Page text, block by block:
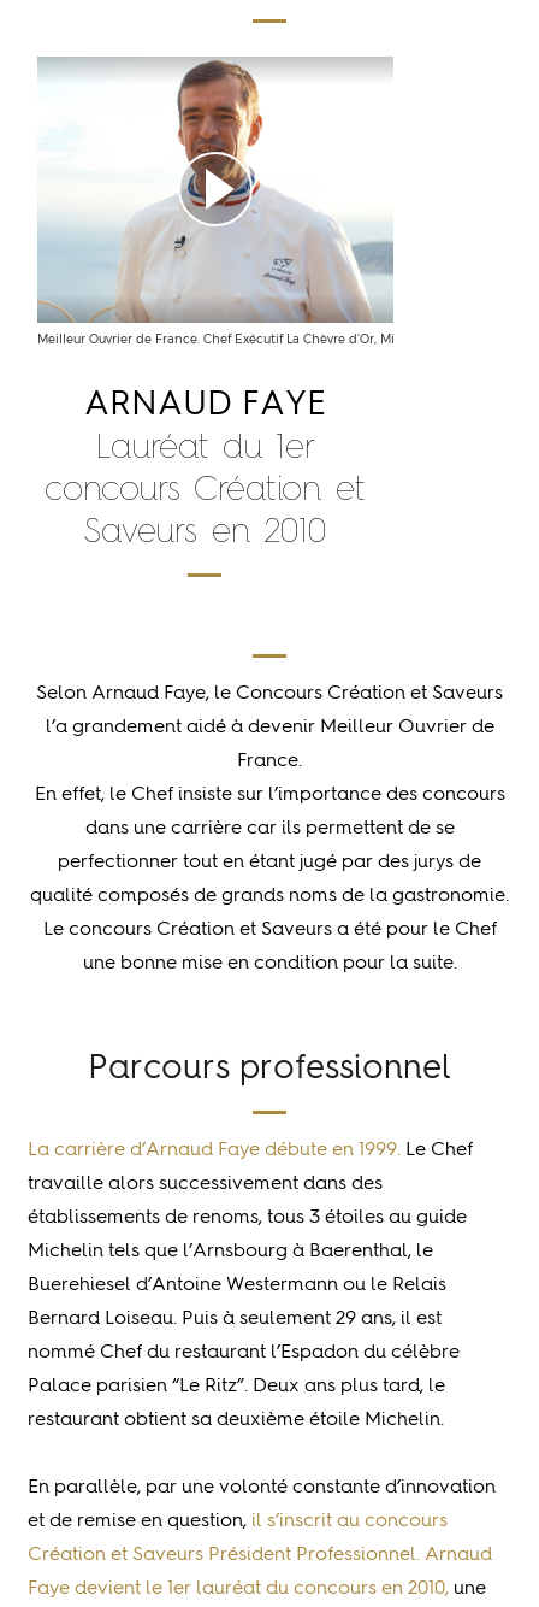
Meilleur Ouvrier de France. Chef Exécutif La Chèvre d’Or, Michelin, Eze. Chef
ARNAUD FAYE
Lauréat du 1er
concours Création et
Saveurs en 2010
Selon Arnaud Faye, le Concours Création et Saveurs
l’a grandement aidé à devenir Meilleur Ouvrier de
France.
En effet, le Chef insiste sur l’importance des concours
dans une carrière car ils permettent de se
perfectionner tout en étant jugé par des jurys de
qualité composés de grands noms de la gastronomie.
Le concours Création et Saveurs a été pour le Chef
une bonne mise en condition pour la suite.
Parcours professionnel
La carrière d’Arnaud Faye débute en 1999.Le Chef
travaille alors successivement dans des
établissements de renoms, tous 3 étoiles au guide
Michelin tels que l’Arnsbourg à Baerenthal, le
Buerehiesel d’Antoine Westermann ou le Relais
Bernard Loiseau. Puis à seulement 29 ans, il est
nommé Chef du restaurant l’Espadon du célèbre
Palace parisien “Le Ritz”. Deux ans plus tard, le
restaurant obtient sa deuxième étoile Michelin.
En parallèle, par une volonté constante d’innovation
et de remise en question,il s’inscrit au concours
Création et Saveurs Président Professionnel. Arnaud
Faye devient le 1er lauréat du concours en 2010,une